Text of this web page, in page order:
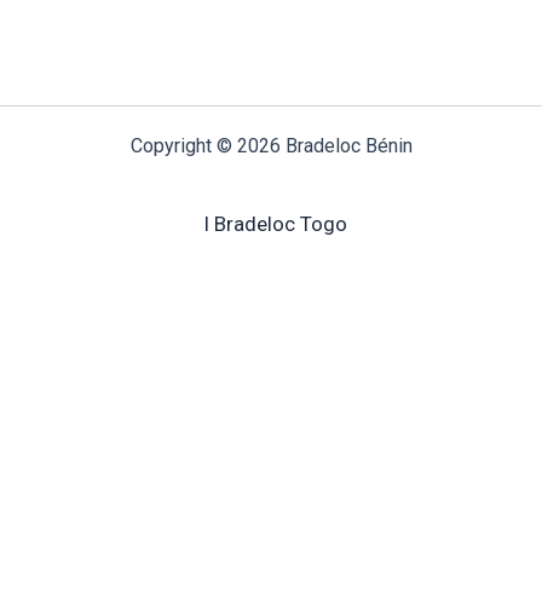
Copyright © 2026 Bradeloc Bénin
I Bradeloc Togo